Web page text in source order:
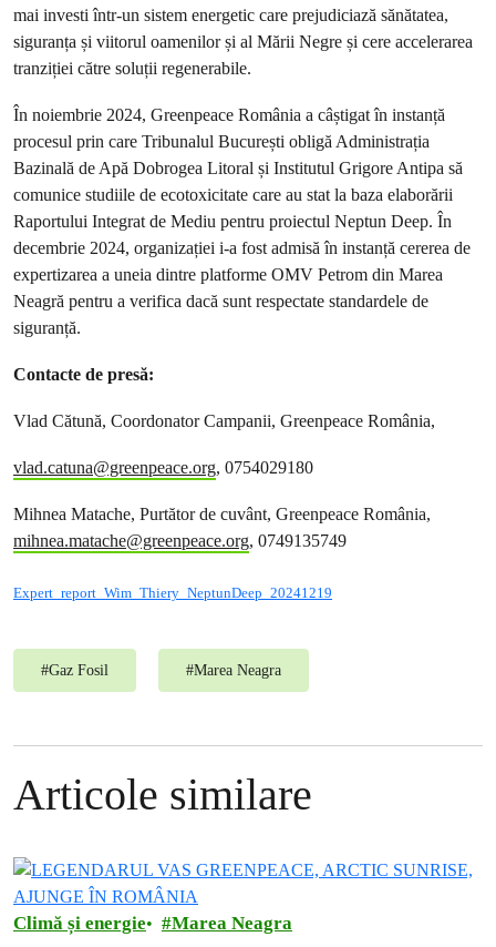
mai investi într-un sistem energetic care prejudiciază sănătatea,
siguranța și viitorul oamenilor și al Mării Negre și cere accelerarea
tranziției către soluții regenerabile.
În noiembrie 2024, Greenpeace România a câștigat în instanță
procesul prin care Tribunalul București obligă Administrația
Bazinală de Apă Dobrogea Litoral și Institutul Grigore Antipa să
comunice studiile de ecotoxicitate care au stat la baza elaborării
Raportului Integrat de Mediu pentru proiectul Neptun Deep. În
decembrie 2024, organizației i-a fost admisă în instanță cererea de
expertizarea a uneia dintre platforme OMV Petrom din Marea
Neagră pentru a verifica dacă sunt respectate standardele de
siguranță.
Contacte de presă:
Vlad Cătună, Coordonator Campanii, Greenpeace România,
vlad.catuna@greenpeace.org, 0754029180
Mihnea Matache, Purtător de cuvânt, Greenpeace România,
mihnea.matache@greenpeace.org, 0749135749
Expert_report_Wim_Thiery_NeptunDeep_20241219
#Gaz Fosil #Marea Neagra
Articole similare
Climă și energie Marea Neagra